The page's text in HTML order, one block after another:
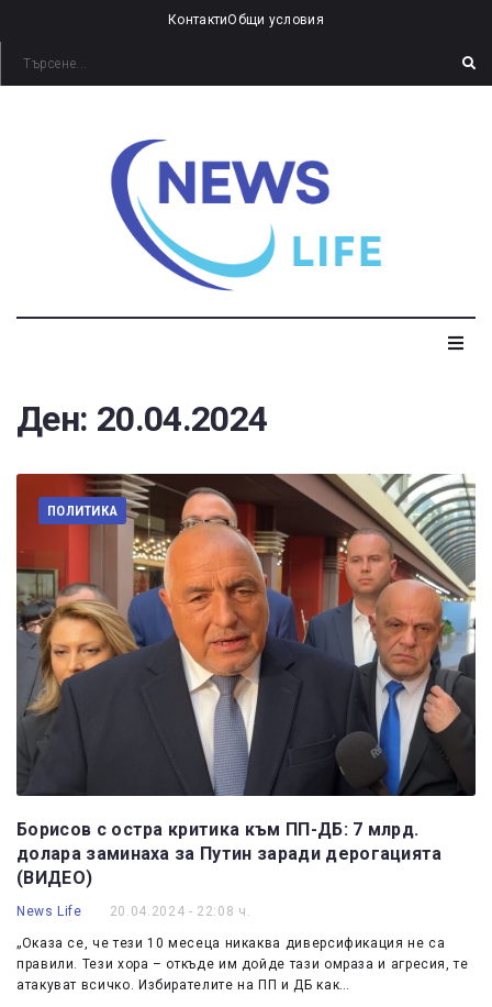
КонтактиОбщи условия
Ден: 20.04.2024
ПОЛИТИКА
Борисов с остра критика към ПП-ДБ: 7 млрд.
долара заминаха за Путин заради дерогацията
(ВИДЕО)
News Life 20.04.2024 - 22:08 ч.
„Оказа се, че тези 10 месеца никаква диверсификация не са
правили. Тези хора – откъде им дойде тази омраза и агресия, те
атакуват всичко. Избирателите на ПП и ДБ как…